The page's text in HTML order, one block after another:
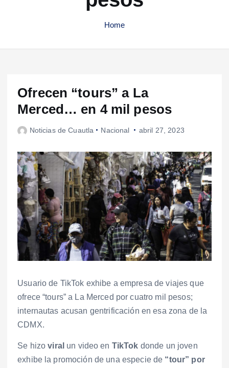
Home
Ofrecen “tours” a La
Merced… en 4 mil pesos
Noticias de Cuautla Nacional abril 27, 2023
Usuario de TikTok exhibe a empresa de viajes que
ofrece “tours” a La Merced por cuatro mil pesos;
internautas acusan gentrificación en esa zona de la
CDMX.
Se hizoviral un video en TikTok donde un joven
exhibe la promoción de una especie de “tour” por